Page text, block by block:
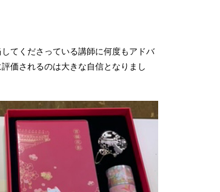
てくださっている講師に何度もアドバ
価されるのは大きな自信となりまし